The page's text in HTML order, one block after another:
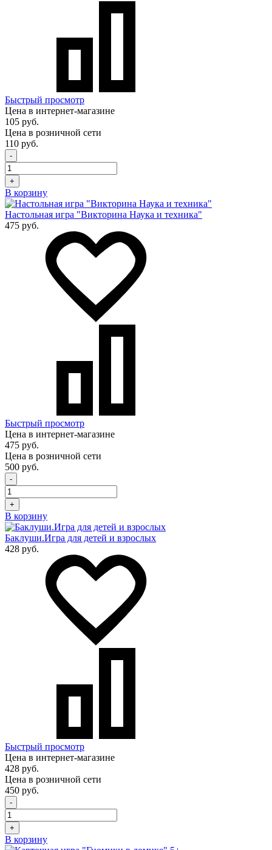
Быстрый просмотр
Цена в интернет-магазине
105 руб.
Цена в розничной сети
110 руб.
-
+
В корзину
Настольная игра "Викторина Наука и техника"
475 руб.
Быстрый просмотр
Цена в интернет-магазине
475 руб.
Цена в розничной сети
500 руб.
-
+
В корзину
Баклуши.Игра для детей и взрослых
428 руб.
Быстрый просмотр
Цена в интернет-магазине
428 руб.
Цена в розничной сети
450 руб.
-
+
В корзину